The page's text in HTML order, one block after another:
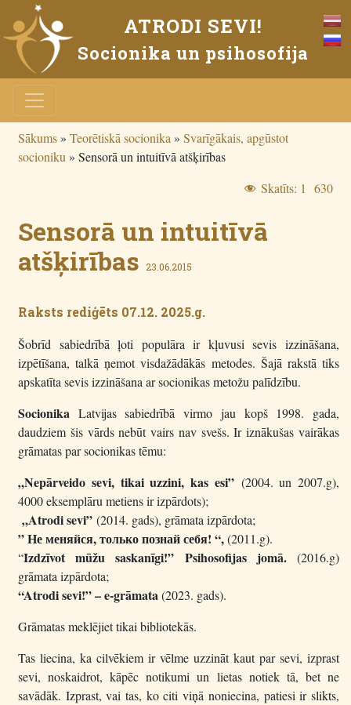
ATRODI SEVI!
Socionika un psihosofija
Sākums» Teorētiskā socionika » Svarīgākais, apgūstot
socioniku » Sensorā un intuitīvā atšķirības
Skatīts: 1 630
Sensorā un intuitīvā
atšķirības 23.06.2015
Raksts rediģēts 07.12. 2025.g.
Šobrīd sabiedrībā ļoti populāra ir kļuvusi sevis izzināšana,
izpētīšana, talkā ņemot visdažādākās metodes. Šajā rakstā tiks
apskatīta sevis izzināšana ar socionikas metožu palīdzību.
Socionika Latvijas sabiedrībā virmo jau kopš 1998. gada,
daudziem šis vārds nebūt vairs nav svešs. Ir iznākušas vairākas
grāmatas par socionikas tēmu:
„Nepārveido sevi, tikai uzzini, kas esi”(2004. un 2007.g),
4000 eksemplāru metiens ir izpārdots);
„Atrodi sevi” (2014. gads), grāmata izpārdota;
” Не меняйся, только познай себя! “,(2011.g).
“Izdzīvot mūžu saskanīgi!” Psihosofijas jomā. (2016.g)
grāmata izpārdota;
“Atrodi sevi!” – e-grāmata(2023. gads).
Grāmatas meklējiet tikai bibliotekās.
Tas liecina, ka cilvēkiem ir vēlme uzzināt kaut par sevi, izprast
sevi, noskaidrot, kāpēc notikumi un lietas notiek tā, bet ne
savādāk. Izprast, vai tas, ko citi viņā noniecina, patiesi ir slikts,